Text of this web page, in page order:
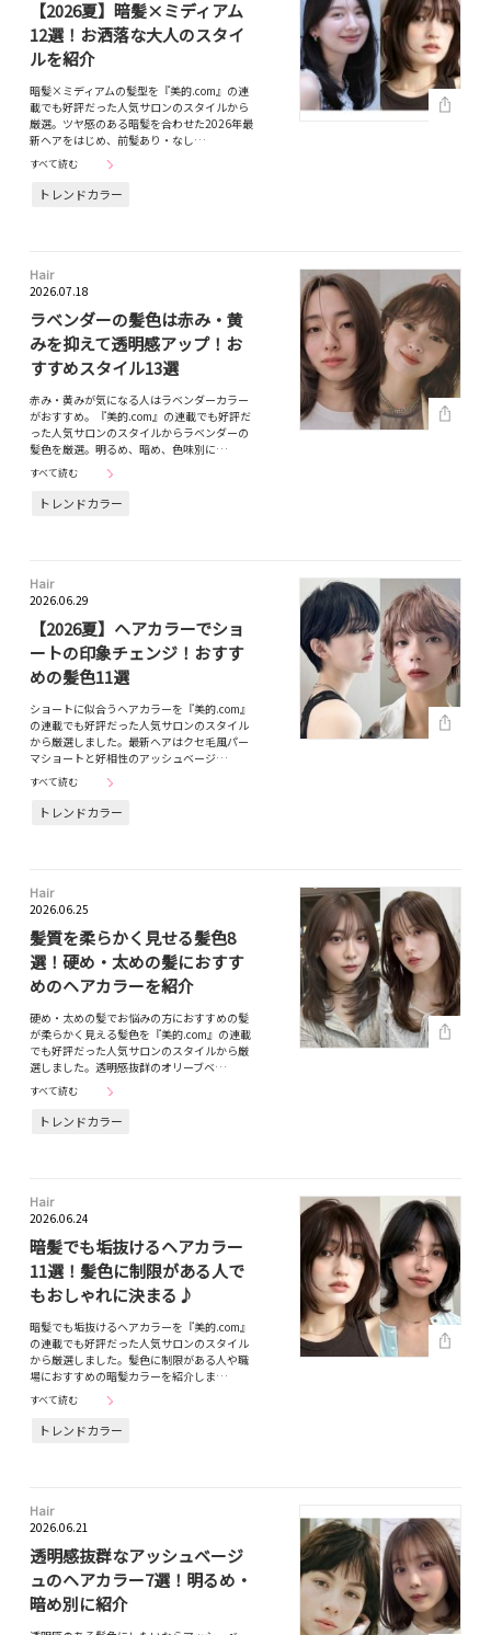
【2026夏】暗髪×ミディアム
12選！お洒落な大人のスタイ
ルを紹介
暗髪×ミディアムの髪型を『美的.com』の連
載でも好評だった人気サロンのスタイルから
厳選。ツヤ感のある暗髪を合わせた2026年最
新ヘアをはじめ、前髪あり・なし…
すべて読む
トレンドカラー
Hair
2026.07.18
ラベンダーの髪色は赤み・黄
みを抑えて透明感アップ！お
すすめスタイル13選
赤み・黄みが気になる人はラベンダーカラー
がおすすめ。『美的.com』の連載でも好評だ
った人気サロンのスタイルからラベンダーの
髪色を厳選。明るめ、暗め、色味別に…
すべて読む
トレンドカラー
Hair
2026.06.29
【2026夏】ヘアカラーでショ
ートの印象チェンジ！おすす
めの髪色11選
ショートに似合うヘアカラーを『美的.com』
の連載でも好評だった人気サロンのスタイル
から厳選しました。最新ヘアはクセ毛風パー
マショートと好相性のアッシュベージ…
すべて読む
トレンドカラー
Hair
2026.06.25
髪質を柔らかく見せる髪色8
選！硬め・太めの髪におすす
めのヘアカラーを紹介
硬め・太めの髪でお悩みの方におすすめの髪
が柔らかく見える髪色を『美的.com』の連載
でも好評だった人気サロンのスタイルから厳
選しました。透明感抜群のオリーブベ…
すべて読む
トレンドカラー
Hair
2026.06.24
暗髪でも垢抜けるヘアカラー
11選！髪色に制限がある人で
もおしゃれに決まる♪
暗髪でも垢抜けるヘアカラーを『美的.com』
の連載でも好評だった人気サロンのスタイル
から厳選しました。髪色に制限がある人や職
場におすすめの暗髪カラーを紹介しま…
すべて読む
トレンドカラー
Hair
2026.06.21
透明感抜群なアッシュベージ
ュのヘアカラー7選！明るめ・
暗め別に紹介